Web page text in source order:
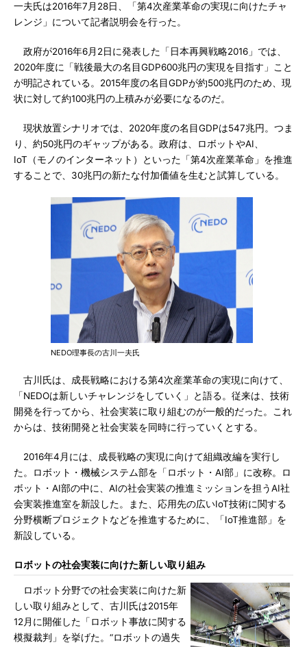
一夫氏は2016年7月28日、「第4次産業革命の実現に向けたチャ
レンジ」について記者説明会を行った。
政府が2016年6月2日に発表した「日本再興戦略2016」では、
2020年度に「戦後最大の名目GDP600兆円の実現を目指す」こと
が明記されている。2015年度の名目GDPが約500兆円のため、現
状に対して約100兆円の上積みが必要になるのだ。
現状放置シナリオでは、2020年度の名目GDPは547兆円。つま
り、約50兆円のギャップがある。政府は、ロボットやAI、
IoT（モノのインターネット）といった「第4次産業革命」を推進
することで、30兆円の新たな付加価値を生むと試算している。
NEDO理事長の古川一夫氏
古川氏は、成長戦略における第4次産業革命の実現に向けて、
「NEDOは新しいチャレンジをしていく」と語る。従来は、技術
開発を行ってから、社会実装に取り組むのが一般的だった。これ
からは、技術開発と社会実装を同時に行っていくとする。
2016年4月には、成長戦略の実現に向けて組織改編を実行し
た。ロボット・機械システム部を「ロボット・AI部」に改称。ロ
ボット・AI部の中に、AIの社会実装の推進ミッションを担うAI社
会実装推進室を新設した。また、応用先の広いIoT技術に関する
分野横断プロジェクトなどを推進するために、「IoT推進部」を
新設している。
ロボットの社会実装に向けた新しい取り組み
ロボット分野での社会実装に向けた新
しい取り組みとして、古川氏は2015年
12月に開催した「ロボット事故に関する
模擬裁判」を挙げた。“ロボットの過失